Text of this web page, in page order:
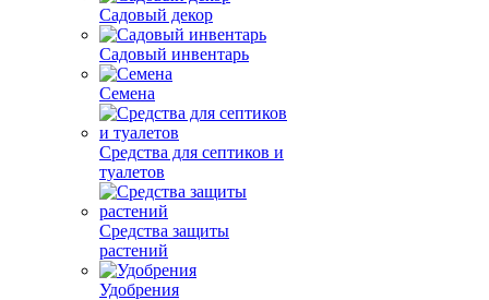
Садовый декор
Садовый инвентарь
Семена
Средства для септиков и
туалетов
Средства защиты
растений
Удобрения